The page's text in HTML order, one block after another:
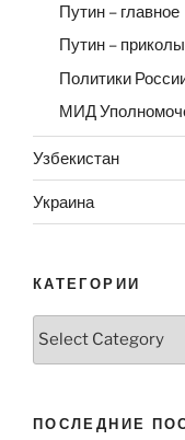
Путин – главное
Путин – приколы
Политики
МИД
Узбекистан
Украина
КАТЕГОРИИ
Категории
ПОСЛЕДНИЕ